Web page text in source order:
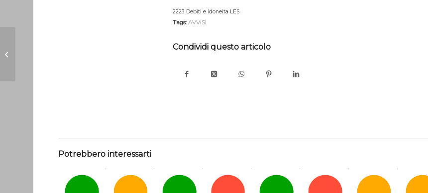
2223 Debiti e idoneita LES
Tags: AVVISI
Condividi questo articolo
Potrebbero interessarti